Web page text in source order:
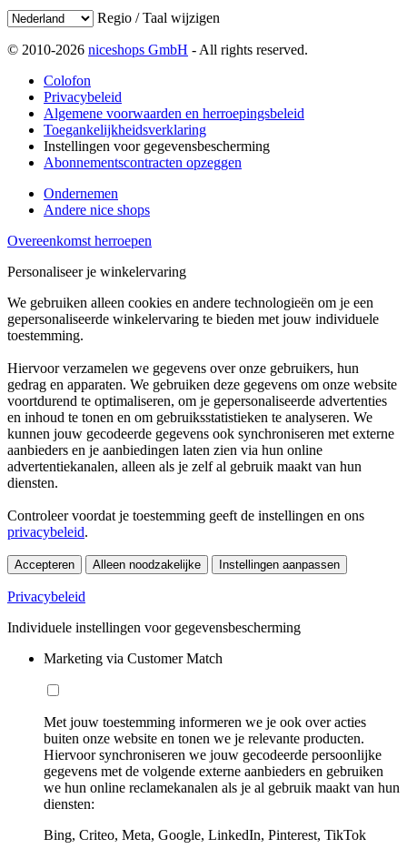
Regio / Taal wijzigen
© 2010-2026 niceshops GmbH - All rights reserved.
Colofon
Privacybeleid
Algemene voorwaarden en herroepingsbeleid
Toegankelijkheidsverklaring
Instellingen voor gegevensbescherming
Abonnementscontracten opzeggen
Ondernemen
Andere nice shops
Overeenkomst herroepen
Personaliseer je winkelervaring
We gebruiken alleen cookies en andere technologieën om je een
gepersonaliseerde winkelervaring te bieden met jouw individuele
toestemming.
Hiervoor verzamelen we gegevens over onze gebruikers, hun
gedrag en apparaten. We gebruiken deze gegevens om onze website
voortdurend te optimaliseren, om je gepersonaliseerde advertenties
en inhoud te tonen en om gebruiksstatistieken te analyseren. We
kunnen jouw gecodeerde gegevens ook synchroniseren met externe
aanbieders en je aanbiedingen laten zien via hun online
advertentiekanalen, alleen als je zelf al gebruik maakt van hun
diensten.
Controleer voordat je toestemming geeft de instellingen en ons
privacybeleid.
Accepteren Alleen noodzakelijke Instellingen aanpassen
Privacybeleid
Individuele instellingen voor gegevensbescherming
Marketing via Customer Match
Met jouw toestemming informeren we je ook over acties
buiten onze website en tonen we je relevante producten.
Hiervoor synchroniseren we jouw gecodeerde persoonlijke
gegevens met de volgende externe aanbieders en gebruiken
we hun online reclamekanalen als je al gebruik maakt van hun
diensten:
Bing, Criteo, Meta, Google, LinkedIn, Pinterest, TikTok